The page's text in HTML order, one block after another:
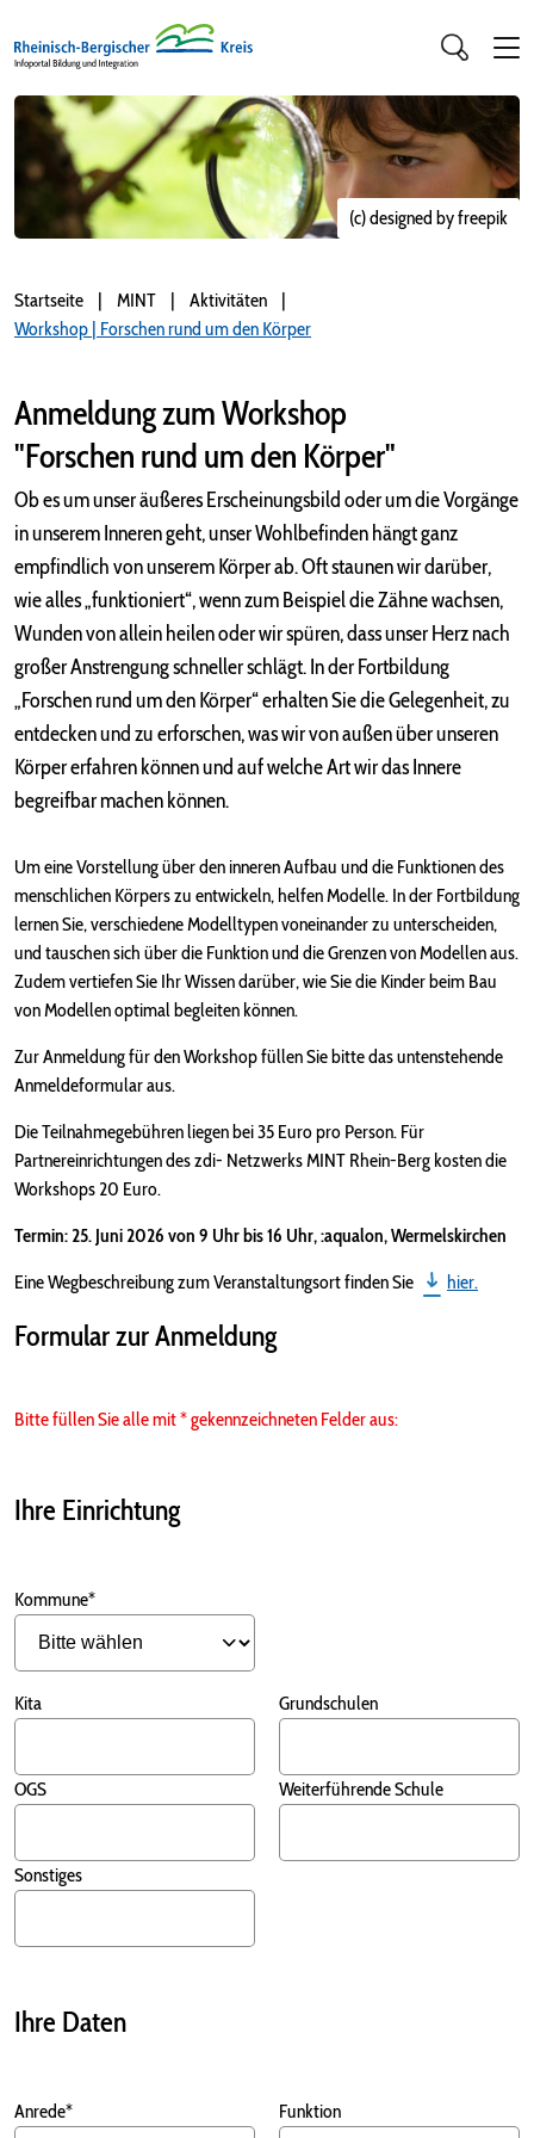
(c) designed by freepik
Startseite MINT
Aktivitäten
Workshop | Forschen rund um den Körper
Anmeldung zum Workshop
"Forschen rund um den Körper"
Ob es um unser äußeres Erscheinungsbild oder um die Vorgänge
in unserem Inneren geht, unser Wohlbefinden hängt ganz
empfindlich von unserem Körper ab. Oft staunen wir darüber,
wie alles „funktioniert“, wenn zum Beispiel die Zähne wachsen,
Wunden von allein heilen oder wir spüren, dass unser Herz nach
großer Anstrengung schneller schlägt. In der Fortbildung
„Forschen rund um den Körper“ erhalten Sie die Gelegenheit, zu
entdecken und zu erforschen, was wir von außen über unseren
Körper erfahren können und auf welche Art wir das Innere
begreifbar machen können.
Um eine Vorstellung über den inneren Aufbau und die Funktionen des
menschlichen Körpers zu entwickeln, helfen Modelle. In der Fortbildung
lernen Sie, verschiedene Modelltypen voneinander zu unterscheiden,
und tauschen sich über die Funktion und die Grenzen von Modellen aus.
Zudem vertiefen Sie Ihr Wissen darüber, wie Sie die Kinder beim Bau
von Modellen optimal begleiten können.
Zur Anmeldung für den Workshop füllen Sie bitte das untenstehende
Anmeldeformular aus.
Die Teilnahmegebühren liegen bei 35 Euro pro Person. Für
Partnereinrichtungen des zdi- Netzwerks MINT Rhein-Berg kosten die
Workshops 20 Euro.
Termin: 25. Juni 2026 von 9 Uhr bis 16 Uhr, :aqualon, Wermelskirchen
Eine Wegbeschreibung zum Veranstaltungsort finden Sie hier.
Formular zur Anmeldung
Bitte füllen Sie alle mit * gekennzeichneten Felder aus:
Ihre Einrichtung
Kommune*
Kita
OGS
Sonstiges
Grundschulen
Weiterführende Schule
Ihre Daten
Anrede* Funktion